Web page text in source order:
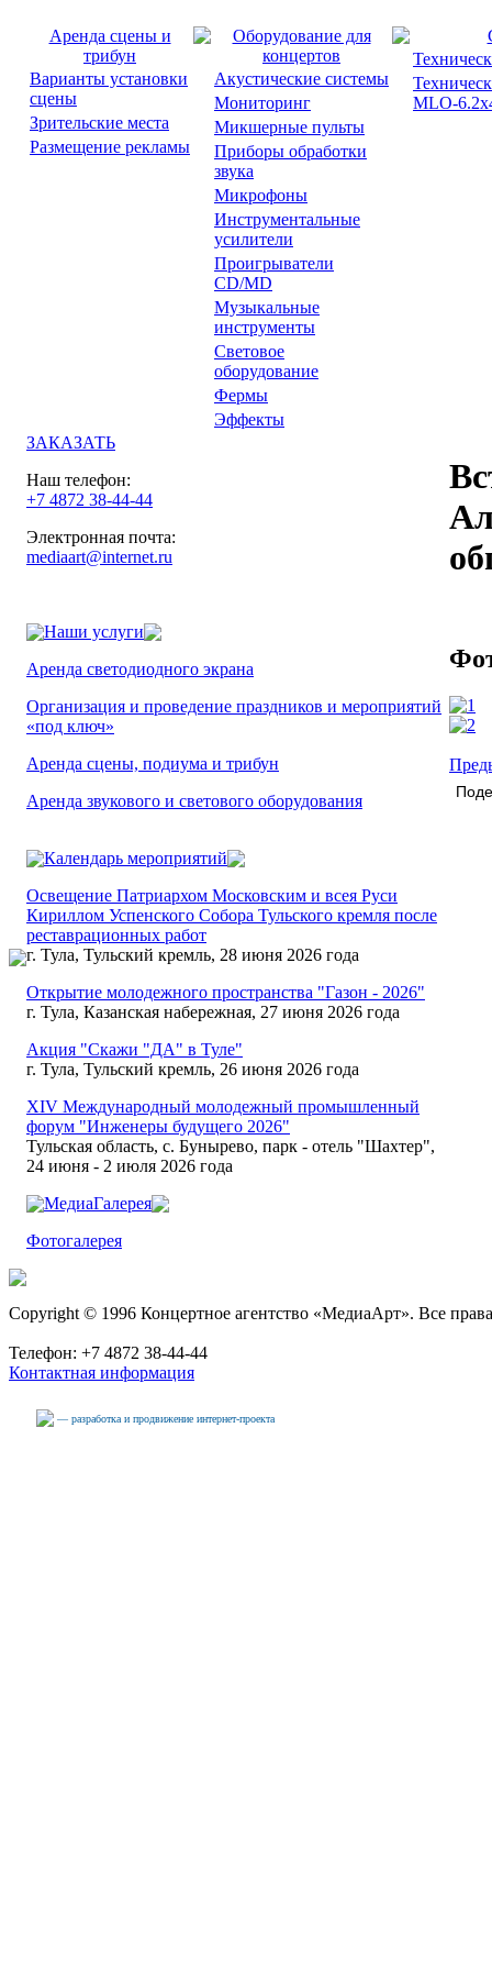
Аренда сцены и
трибун
Варианты установки
сцены
Зрительские места
Размещение рекламы
Оборудование для
концертов
Акустические системы
Мониторинг
Микшерные пульты
Приборы обработки
звука
Микрофоны
Инструментальные
усилители
Проигрыватели
CD/MD
Музыкальные
инструменты
Световое
оборудование
Фермы
Эффекты
MLO-
ЗАКАЗАТЬ
Наш телефон:
+7 4872 38-44-44
Электронная почта:
mediaart@internet.ru
Наши услуги
Аренда светодиодного экрана
Организация и проведение праздников и мероприятий
«под ключ»
Аренда сцены, подиума и трибун
Аренда звукового и светового оборудования
Календарь мероприятий
Освещение Патриархом Московским и всея Руси
Кириллом Успенского Собора Тульского кремля после
реставрационных работ
г. Тула, Тульский кремль, 28 июня 2026 года
Открытие молодежного пространства "Газон - 2026"
г. Тула, Казанская набережная, 27 июня 2026 года
Акция "Скажи "ДА" в Туле"
г. Тула, Тульский кремль, 26 июня 2026 года
XIV Международный молодежный промышленный
форум "Инженеры будущего 2026"
Тульская область, с. Бунырево, парк - отель "Шахтер",
24 июня - 2 июля 2026 года
МедиаГалерея
Фотогалерея
Copyright © 1996 Концертное агентство «МедиаАрт». Все
Телефон: +7 4872 38-44-44
Контактная информация
— разработка и продвижение интернет-проекта